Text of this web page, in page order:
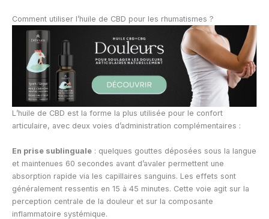
Comment utiliser l’huile de CBD pour les rhumatismes ?
L’huile de CBD est la forme la plus utilisée pour le confort
articulaire, avec deux voies d’administration complémentaires :
En prise sublinguale : quelques gouttes déposées sous la langue
et maintenues 60 secondes avant d’avaler permettent une
absorption rapide via les capillaires sanguins. Les effets sont
généralement ressentis en 15 à 45 minutes. Cette voie agit sur la
perception centrale de la douleur et sur la composante
inflammatoire systémique.